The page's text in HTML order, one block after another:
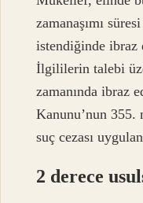
zamanaşımı
istendiğinde ibraz
İlgililerin talebi
zamanında ibraz
Kanunu’nun 355.
suç cezası
2 derece